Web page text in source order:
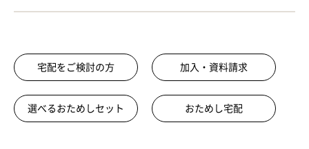
宅配をご検討の方 加入・資料請求
選べるおためしセット おためし宅配